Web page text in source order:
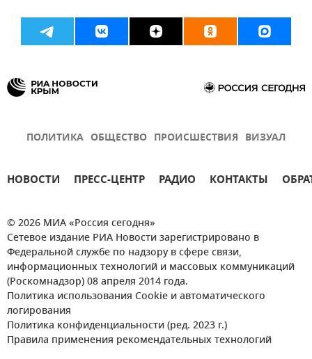
ПОЛИТИКА ОБЩЕСТВО ПРОИСШЕСТВИЯ ВИЗУАЛ
НОВОСТИ ПРЕСС-ЦЕНТР РАДИО КОНТАКТЫ
© 2026 МИА «Россия сегодня»
Сетевое издание РИА Новости зарегистрировано в
Федеральной службе по надзору в сфере связи,
информационных технологий и массовых коммуникаций
(Роскомнадзор) 08 апреля 2014 года.
Политика использования Cookie и автоматического
логирования
Политика конфиденциальности (ред. 2023 г.)
Правила применения рекомендательных технологий